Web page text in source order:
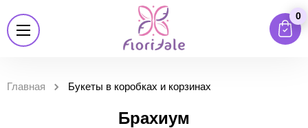
0
Главная Букеты в коробках и корзинах
Брахиум